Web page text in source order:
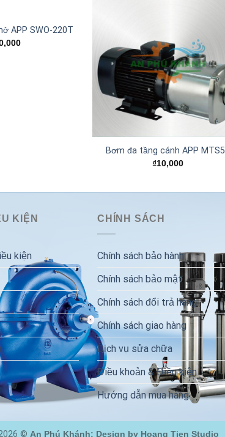
APP SWO-220T
Bơm đa tầng cánh APP
₫10,000
KIỆN
kiện
CHÍNH SÁCH
Chính sách bảo hành
Chính sách bảo mật
Chính sách đổi trả hàng
Chính sách giao hàng
Dịch vụ sửa chữa
Điều khoản & Điều kiện
Hướng dẫn mua hàng
© An Phú Khánh: Design by Hoang Tien Studio